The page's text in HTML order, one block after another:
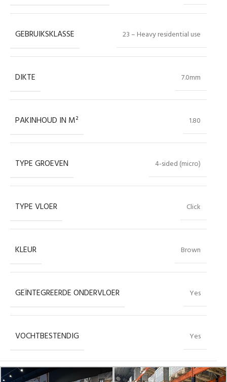
GEBRUIKSKLASSE 23 – Heavy residential use
DIKTE 7.0mm
PAKINHOUD IN M² 1.80
TYPE GROEVEN 4-sided (micro)
TYPE VLOER Click
KLEUR Brown
GEÏNTEGREERDE ONDERVLOER Yes
VOCHTBESTENDIG Yes